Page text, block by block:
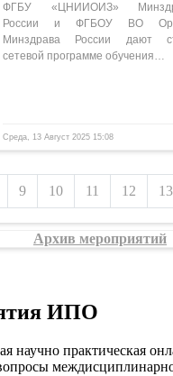
ФГБУ «ЦНИИОИЗ»
России и ФГБОУ ВО
Минздрава России дают
сетевой программе обучения…
Среда, 13 Август 2025 15:08
9 10 11 12 13
Архив мероприятий
ИПО
научно практическая